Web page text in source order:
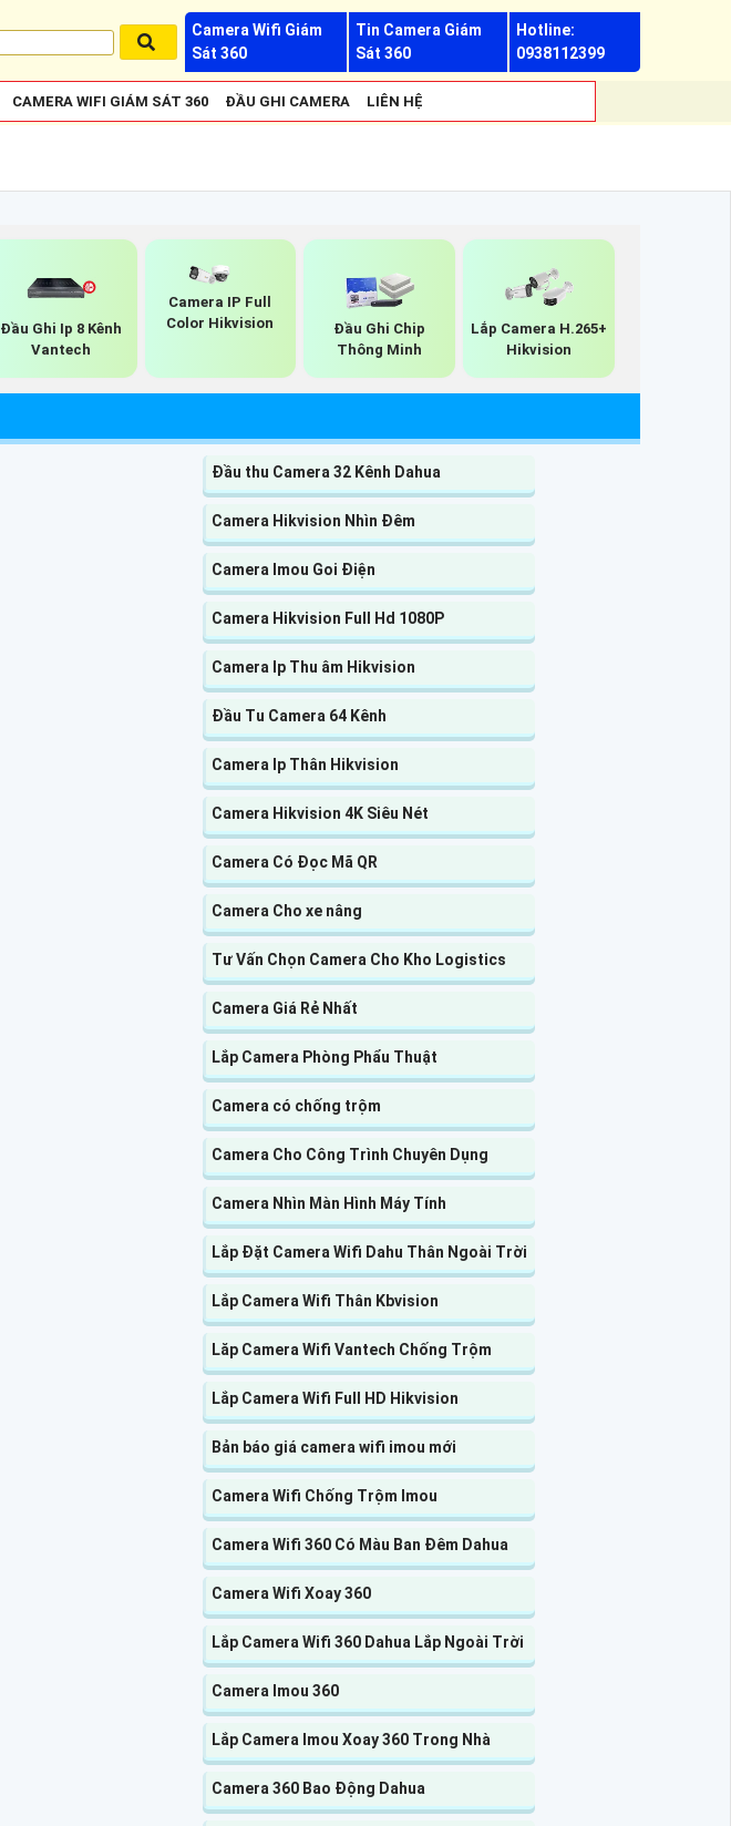
Camera Wifi Giám
Sát 360
Tin Camera Giám
Sát 360
Hotline:
0938112399
CAMERA WIFI GIÁM SÁT 360 ĐẦU GHI CAMERA LIÊN HỆ
Đầu Ghi Ip 8 Kênh
Vantech
Camera IP Full
Color Hikvision
Đầu Ghi Chip
Thông Minh
Lắp Camera H.265+
Hikvision
Đầu thu Camera 32 Kênh Dahua
Camera Hikvision Nhìn Đêm
Camera Imou Goi Điện
Camera Hikvision Full Hd 1080P
Camera Ip Thu âm Hikvision
Đầu Tu Camera 64 Kênh
Camera Ip Thân Hikvision
Camera Hikvision 4K Siêu Nét
Camera Có Đọc Mã QR
Camera Cho xe nâng
Tư Vấn Chọn Camera Cho Kho Logistics
Camera Giá Rẻ Nhất
Lắp Camera Phòng Phẩu Thuật
Camera có chống trộm
Camera Cho Công Trình Chuyên Dụng
Camera Nhìn Màn Hình Máy Tính
Lắp Đặt Camera Wifi Dahu Thân Ngoài Trời
Lắp Camera Wifi Thân Kbvision
Lăp Camera Wifi Vantech Chống Trộm
Lắp Camera Wifi Full HD Hikvision
Bản báo giá camera wifi imou mới
Camera Wifi Chống Trộm Imou
Camera Wifi 360 Có Màu Ban Đêm Dahua
Camera Wifi Xoay 360
Lắp Camera Wifi 360 Dahua Lắp Ngoài Trời
Camera Imou 360
Lắp Camera Imou Xoay 360 Trong Nhà
Camera 360 Bao Động Dahua